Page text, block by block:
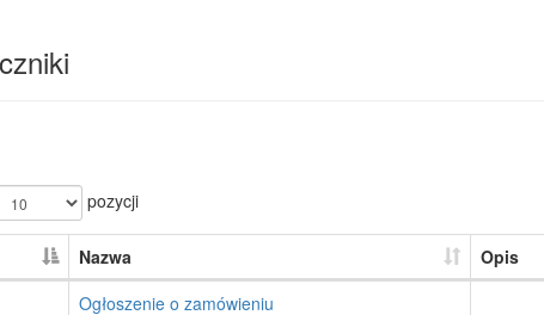
pozycji
Nazwa Opis
Ogłoszenie o zamówieniu